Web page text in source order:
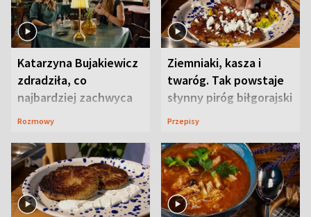
Katarzyna Bujakiewicz
zdradziła, co
najbardziej zachwyca
ją w Lublinie
Rozmowy
Ziemniaki, kasza i
twaróg. Tak powstaje
słynny piróg biłgorajski
Przepisy